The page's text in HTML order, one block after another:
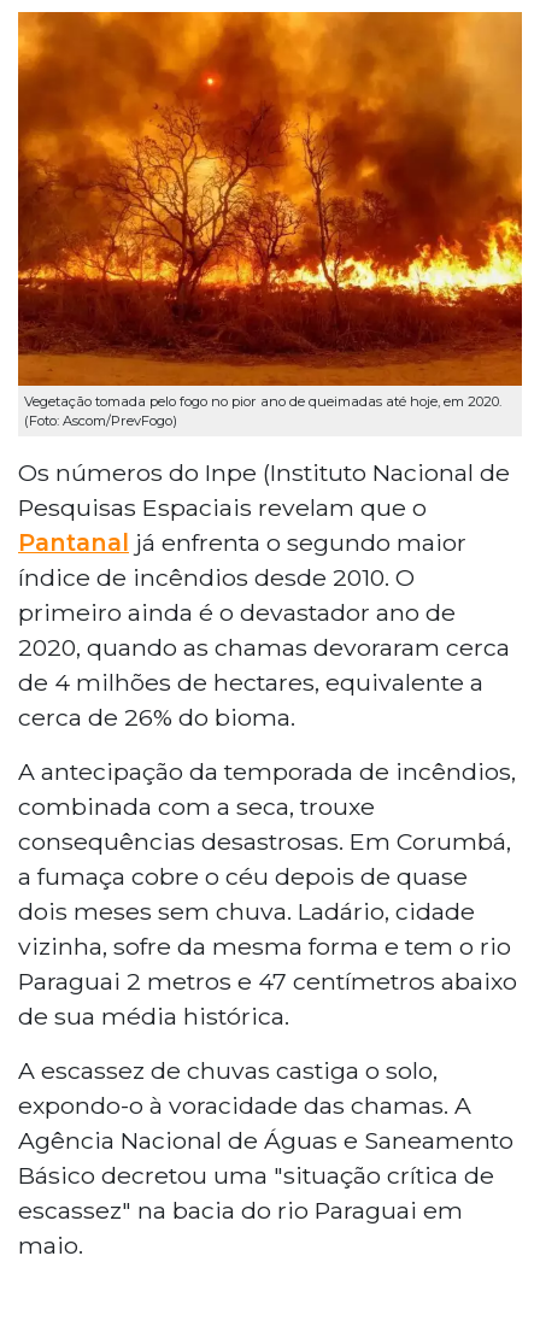
Vegetação tomada pelo fogo no pior ano de queimadas até hoje, em 2020.
(Foto: Ascom/PrevFogo)
Os números do Inpe (Instituto Nacional de
Pesquisas Espaciais revelam que o
Pantanal já enfrenta o segundo maior
índice de incêndios desde 2010. O
primeiro ainda é o devastador ano de
2020, quando as chamas devoraram cerca
de 4 milhões de hectares, equivalente a
cerca de 26% do bioma.
A antecipação da temporada de incêndios,
combinada com a seca, trouxe
consequências desastrosas. Em Corumbá,
a fumaça cobre o céu depois de quase
dois meses sem chuva. Ladário, cidade
vizinha, sofre da mesma forma e tem o rio
Paraguai 2 metros e 47 centímetros abaixo
de sua média histórica.
A escassez de chuvas castiga o solo,
expondo-o à voracidade das chamas. A
Agência Nacional de Águas e Saneamento
Básico decretou uma "situação crítica de
escassez" na bacia do rio Paraguai em
maio.